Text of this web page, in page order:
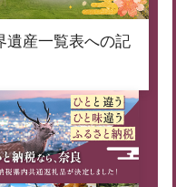
遺産一覧表への記